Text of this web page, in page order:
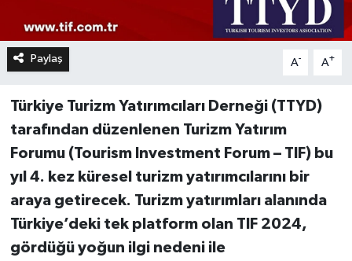
Paylaş A- A+
Türkiye Turizm Yatırımcıları Derneği (TTYD)
tarafından düzenlenen Turizm Yatırım
Forumu (Tourism Investment Forum – TIF) bu
yıl 4. kez küresel turizm yatırımcılarını bir
araya getirecek. Turizm yatırımları alanında
Türkiye’deki tek platform olan TIF 2024,
gördüğü yoğun ilgi nedeni ile